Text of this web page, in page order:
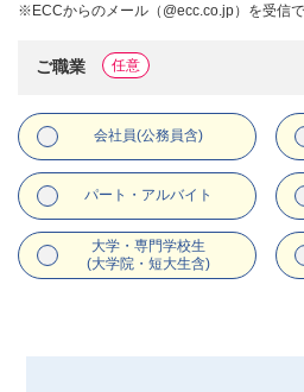
※ECCからのメール（@ecc.co.jp）を受信
ご職業 任意
会社員(公務員含)
パート・アルバイト
大学・専門学校生
(大学院・短大生含)